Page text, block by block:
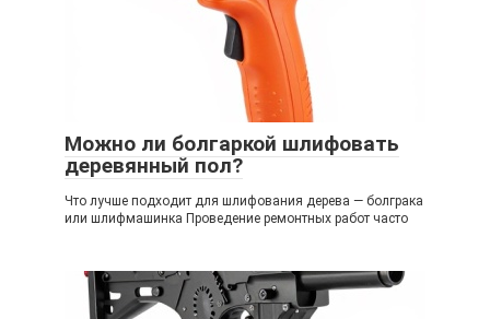
Можно ли болгаркой шлифовать
деревянный пол?
Что лучше подходит для шлифования дерева — болграка
или шлифмашинка Проведение ремонтных работ часто